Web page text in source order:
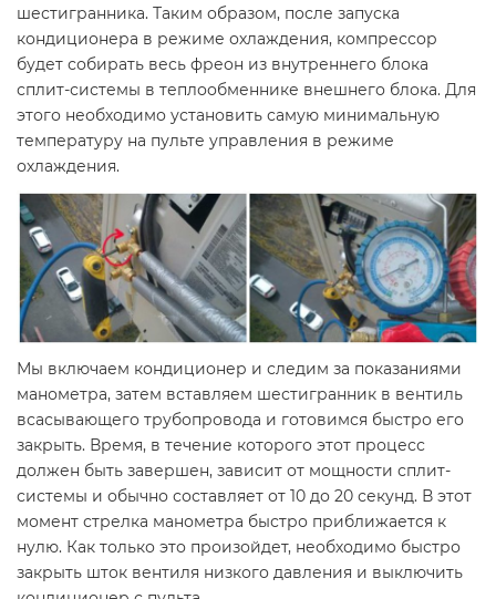
шестигранника. Таким образом, после запуска
кондиционера в режиме охлаждения, компрессор
будет собирать весь фреон из внутреннего блока
сплит-системы в теплообменнике внешнего блока. Для
этого необходимо установить самую минимальную
температуру на пульте управления в режиме
охлаждения.
Мы включаем кондиционер и следим за показаниями
манометра, затем вставляем шестигранник в вентиль
всасывающего трубопровода и готовимся быстро его
закрыть. Время, в течение которого этот процесс
должен быть завершен, зависит от мощности сплит-
системы и обычно составляет от 10 до 20 секунд. В этот
момент стрелка манометра быстро приближается к
нулю. Как только это произойдет, необходимо быстро
закрыть шток вентиля низкого давления и выключить